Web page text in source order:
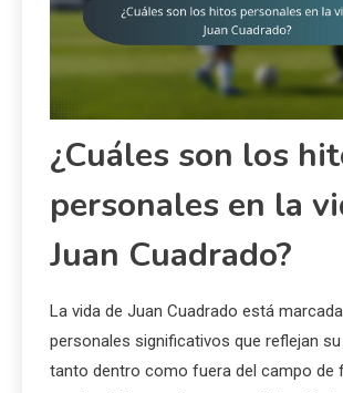
¿Cuáles son los
personales en la
Juan Cuadrado?
La vida de Juan Cuadrado está
personales significativos que reflejan
tanto dentro como fuera del campo de